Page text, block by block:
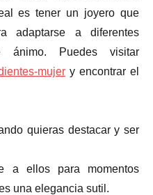
es tener un joyero que
adaptarse a diferentes
ánimo. Puedes visitar
mujer y encontrar el
quieras destacar y ser
a ellos para momentos
una elegancia sutil.